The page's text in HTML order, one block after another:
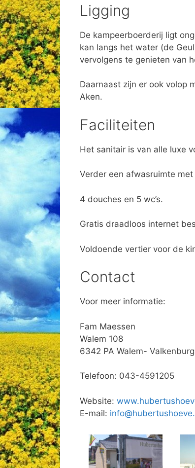
Ligging
De kampeerboerderij ligt
kan langs het water (de
vervolgens te genieten van
Daarnaast zijn er ook volop
Aken.
Faciliteiten
Het sanitair is van alle luxe
Verder een afwasruimte
4 douches en 5 wc’s.
Gratis draadloos internet
Voldoende vertier voor de
Contact
Voor meer informatie:
Fam Maessen
Walem 108
6342 PA Walem-
Telefoon: 043-4591205
Website:
E-mail: